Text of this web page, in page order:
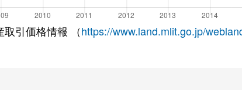
引価格情報 （https://www.land.mlit.go.jp/